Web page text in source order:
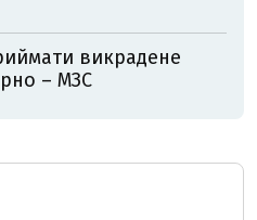
викрадене
– МЗС